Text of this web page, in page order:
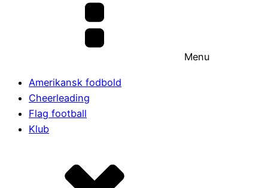
Menu
Amerikansk fodbold
Cheerleading
Flag football
Klub